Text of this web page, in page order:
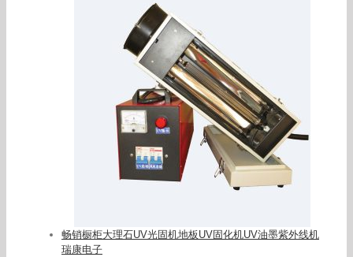
畅销橱柜大理石UV光固机地板UV固化机UV油墨紫外线机
瑞康电子